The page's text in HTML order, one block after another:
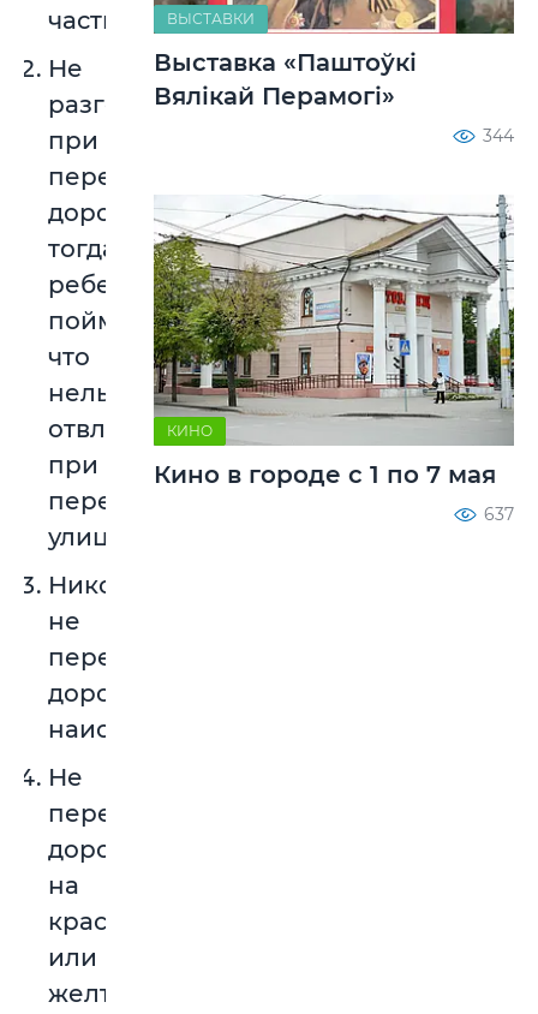
части.
Не
разговаривайте
при
переходе
дороги,
тогда
ребенок
поймет,
что
нельзя
отвлекаться
при
переходе
улицы.
Никогда
не
переходите
дорогу
наискосок.
Не
переходите
дорогу
на
красный
или
желтый
ВЫСТАВКИ
Выставка «Паштоўкі
Вялікай Перамогі»
344
КИНО
Кино в городе с 1 по 7 мая
637